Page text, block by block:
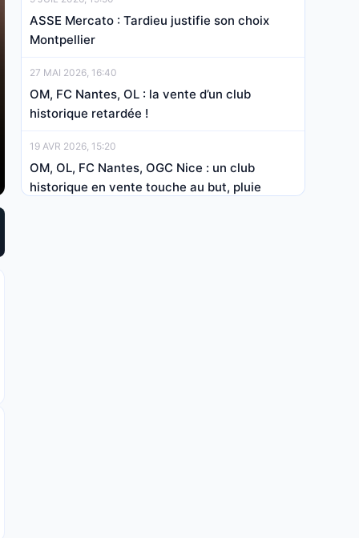
ASSE Mercato : Tardieu justifie son choix
Montpellier
27 MAI 2026, 16:40
OM, FC Nantes, OL : la vente d’un club
historique retardée !
19 AVR 2026, 15:20
OM, OL, FC Nantes, OGC Nice : un club
historique en vente touche au but, pluie